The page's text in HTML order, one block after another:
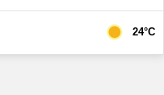
24°C